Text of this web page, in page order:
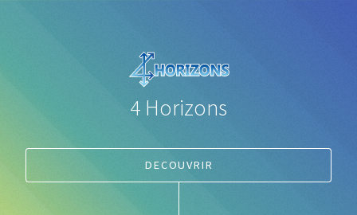
4 Horizons
DECOUVRIR